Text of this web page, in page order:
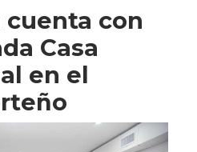
cuenta con
Casa
en el